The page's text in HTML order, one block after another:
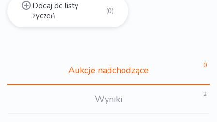
Dodaj do listy
życzeń
(0)
Aukcje nadchodzące 0
Wyniki 2